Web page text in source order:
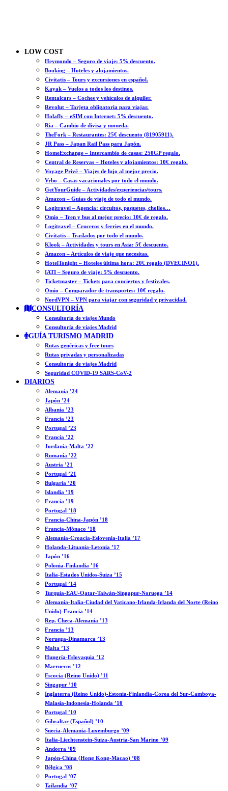
LOW COST
Heymondo – Seguro de viaje: 5% descuento.
Booking – Hoteles y alojamientos.
Civitatis – Tours y excursiones en español.
Kayak – Vuelos a todos los destinos.
Rentalcars – Coches y vehículos de alquiler.
Revolut – Tarjeta obligatoria para viajar.
Holafly – eSIM con Internet: 5% descuento.
Ria – Cambio de divisa y moneda.
TheFork – Restaurantes: 25€ descuento (81905911).
JR Pass – Japan Rail Pass para Japón.
HomeExchange – Intercambio de casas: 250GP regalo.
Central de Reservas – Hoteles y alojamientos: 10€ regalo.
Voyage Privé – Viajes de lujo al mejor precio.
Vrbo – Casas vacacionales por todo el mundo.
GetYourGuide – Actividades/experiencias/tours.
Amazon – Guías de viaje de todo el mundo.
Logitravel – Agencia: circuitos, paquetes, chollos…
Omio – Tren y bus al mejor precio: 10€ de regalo.
Logitravel – Cruceros y ferries en el mundo.
Civitatis – Traslados por todo el mundo.
Klook – Actividades y tours en Asia: 5€ descuento.
Amazon – Artículos de viaje que necesitas.
HotelTonight – Hoteles última hora: 20€ regalo (DVECINO1).
IATI – Seguro de viaje: 5% descuento.
Ticketmaster – Tickets para conciertos y festivales.
Omio – Comparador de transportes: 10€ regalo.
NordVPN – VPN para viajar con seguridad y privacidad.
CONSULTORÍA
Consultoría de viajes Mundo
Consultoría de viajes Madrid
GUÍA TURISMO MADRID
Rutas genéricas y free tours
Rutas privadas y personalizadas
Consultoría de viajes Madrid
Seguridad COVID-19 SARS-CoV-2
DIARIOS
Alemania ’24
Japón ’24
Albania ’23
Francia ’23
Portugal ’23
Francia ’22
Jordania-Malta ’22
Rumanía ’22
Austria ’21
Portugal ’21
Bulgaria ’20
Islandia ’19
Francia ’19
Portugal ’18
Francia-China-Japón ’18
Francia-Mónaco ’18
Alemania-Croacia-Eslovenia-Italia ’17
Holanda-Lituania-Letonia ’17
Japón ’16
Polonia-Finlandia ’16
Italia-Estados Unidos-Suiza ’15
Portugal ’14
Turquía-EAU-Qatar-Taiwán-Singapur-Noruega ’14
Alemania-Italia-Ciudad del Vaticano-Irlanda-Irlanda del Norte (Reino
Unido)-Francia ’14
Rep. Checa-Alemania ’13
Francia ’13
Noruega-Dinamarca ’13
Malta ’13
Hungría-Eslovaquia ’12
Marruecos ’12
Escocia (Reino Unido) ’11
Singapur ’10
Inglaterra (Reino Unido)-Estonia-Finlandia-Corea del Sur-Camboya-
Malasia-Indonesia-Holanda ’10
Portugal ’10
Gibraltar (Español) ’10
Suecia-Alemania-Luxemburgo ’09
Italia-Liechtenstein-Suiza-Austria-San Marino ’09
Andorra ’09
Japón-China (Hong Kong-Macao) ’08
Bélgica ’08
Portugal ’07
Tailandia ’07